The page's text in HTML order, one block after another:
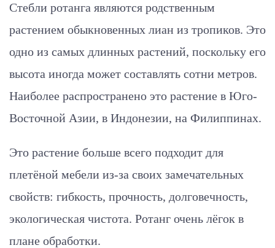
Стебли ротанга являются родственным
растением обыкновенных лиан из тропиков. Это
одно из самых длинных растений, поскольку его
высота иногда может составлять сотни метров.
Наиболее распространено это растение в Юго-
Восточной Азии, в Индонезии, на Филиппинах.
Это растение больше всего подходит для
плетёной мебели из-за своих замечательных
свойств: гибкость, прочность, долговечность,
экологическая чистота. Ротанг очень лёгок в
плане обработки.